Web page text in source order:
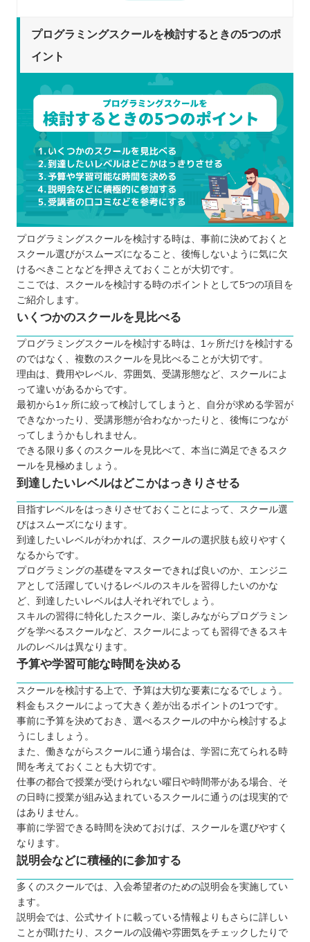
イント
通い続けることができるスケジュールにな
費用はどの程度かかるのか
しっかりとサポートしてもらえるか
カリキュラムの質は高いか
プログラミングスクールに通う5つのメリット
転職・就職に関するアドバイスをもらえる
仲間と切磋琢磨できる
仕事を前提にした知識やスキルが身に付く
相談しやすい環境が整っている
的確なステップを踏みながら学べる
プログラミングスクールに通う3つのデメリット
う場合がある
思ったような内容を学べない場合がある
スケジュールの調整ができない場合がある
どんなプログラミング言語を学ぶのが良いのか
子ども向けと大人向けにプログラミングスクールに
違いはあるか
お得にプログラミングスクールに通える制度
専門実践教育訓練
特定一般教育訓練
プログラミングスクールで挫折しないために
【青森】大人向けのおすすめプログラミングスクー
ル7選
TECHI.S.（テックアイエス）
学べる言語
ソフトキャンパス
S.K.K.情報ビジネス専門学校
デジハリ・オンラインスクール
SAMURAIENGINEER（侍エンジニア）
TechAcademy（テックアカデミー）
DMMWEBCAMP
【青森】子ども向けのおすすめプログラミングス
クール3選
プロクラ
QUREOプログラミング教室
自分にあったスクールを選ぼう
プログラミングスクールを検討するときの5つのポ
イント
プログラミングスクールを検討する時は、事前に決めておくと
スクール選びがスムーズになること、後悔しないように気に欠
けるべきことなどを押さえておくことが大切です。
ここでは、スクールを検討する時のポイントとして5つの項目を
ご紹介します。
いくつかのスクールを見比べる
プログラミングスクールを検討する時は、1ヶ所だけを検討する
のではなく、複数のスクールを見比べることが大切です。
理由は、費用やレベル、雰囲気、受講形態など、スクールによ
って違いがあるからです。
最初から1ヶ所に絞って検討してしまうと、自分が求める学習が
できなかったり、受講形態が合わなかったりと、後悔につなが
ってしまうかもしれません。
できる限り多くのスクールを見比べて、本当に満足できるスク
ールを見極めましょう。
到達したいレベルはどこかはっきりさせる
目指すレベルをはっきりさせておくことによって、スクール選
びはスムーズになります。
到達したいレベルがわかれば、スクールの選択肢も絞りやすく
なるからです。
プログラミングの基礎をマスターできれば良いのか、エンジニ
アとして活躍していけるレベルのスキルを習得したいのかな
ど、到達したいレベルは人それぞれでしょう。
スキルの習得に特化したスクール、楽しみながらプログラミン
グを学べるスクールなど、スクールによっても習得できるスキ
ルのレベルは異なります。
予算や学習可能な時間を決める
スクールを検討する上で、予算は大切な要素になるでしょう。
料金もスクールによって大きく差が出るポイントの1つです。
事前に予算を決めておき、選べるスクールの中から検討するよ
うにしましょう。
また、働きながらスクールに通う場合は、学習に充てられる時
間を考えておくことも大切です。
仕事の都合で授業が受けられない曜日や時間帯がある場合、そ
の日時に授業が組み込まれているスクールに通うのは現実的で
はありません。
事前に学習できる時間を決めておけば、スクールを選びやすく
なります。
説明会などに積極的に参加する
多くのスクールでは、入会希望者のための説明会を実施してい
ます。
説明会では、公式サイトに載っている情報よりもさらに詳しい
ことが聞けたり、スクールの設備や雰囲気をチェックしたりで